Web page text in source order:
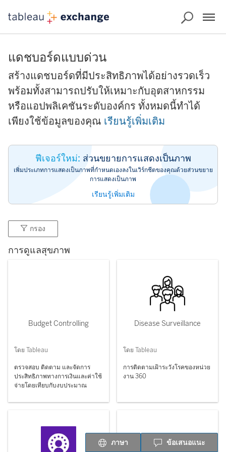
แดชบอร์ดแบบด่วน
สร้างแดชบอร์ดที่มีประสิทธิภาพได้อย่างรวดเร็ว
พร้อมทั้งสามารถปรับให้เหมาะกับอุตสาหกรรม
หรือแอปพลิเคชันระดับองค์กร ทั้งหมดนี้ทำได้
เพียงใช้ข้อมูลของคุณ เรียนรู้เพิ่มเติม
ฟีเจอร์ใหม่: ส่วนขยายการแสดงเป็นภาพ
เพิ่มประเภทการแสดงเป็นภาพที่กำหนดเองลงในเวิร์กชีตของคุณด้วยส่วนขยาย
การแสดงเป็นภาพ
เรียนรู้เพิ่มเติม
กรอง
การดูแลสุขภาพ
Budget Controlling
โดย Tableau
ตรวจสอบ ติดตาม และจัดการ
ประสิทธิภาพทางการเงินและค่าใช้
จ่ายโดยเทียบกับงบประมาณ
Disease Surveillance
โดย Tableau
การติดตามเฝ้าระวังโรคของหน่วย
งาน 360
ภาษา ข้อเสนอแนะ